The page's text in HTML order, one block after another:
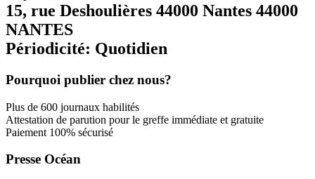
15, rue Deshoulières 44000 Nantes 44000
NANTES
Périodicité: Quotidien
Pourquoi publier chez nous?
Plus de 600 journaux habilités
Attestation de parution pour le greffe immédiate et gratuite
Paiement 100% sécurisé
Presse Océan